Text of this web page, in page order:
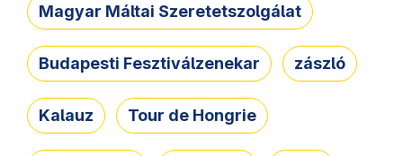
Magyar Máltai Szeretetszolgálat
Budapesti Fesztiválzenekar zászló
Kalauz Tour de Hongrie